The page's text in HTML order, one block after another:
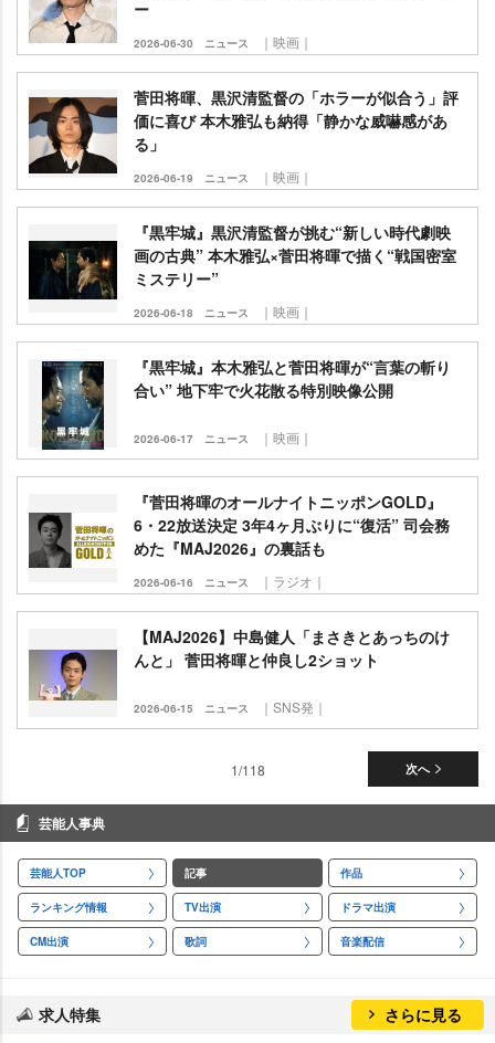
ー
2026-06-30 ニュース ｜映画｜
菅田将暉、黒沢清監督の「ホラーが似合う」評
価に喜び 本木雅弘も納得「静かな威嚇感があ
る」
2026-06-19 ニュース ｜映画｜
『黒牢城』黒沢清監督が挑む“新しい時代劇映
画の古典” 本木雅弘×菅田将暉で描く“戦国密室
ミステリー”
2026-06-18 ニュース ｜映画｜
『黒牢城』本木雅弘と菅田将暉が“言葉の斬り
合い” 地下牢で火花散る特別映像公開
2026-06-17 ニュース ｜映画｜
『菅田将暉のオールナイトニッポンGOLD』
6・22放送決定 3年4ヶ月ぶりに“復活” 司会務
めた『MAJ2026』の裏話も
2026-06-16 ニュース ｜ラジオ｜
【MAJ2026】中島健人「まさきとあっちのけ
んと」 菅田将暉と仲良し2ショット
2026-06-15 ニュース ｜SNS発｜
次へ
1/118
芸能人事典
芸能人TOP 記事 作品
ランキング情報 TV出演 ドラマ出演
CM出演 歌詞 音楽配信
求人特集 さらに見る